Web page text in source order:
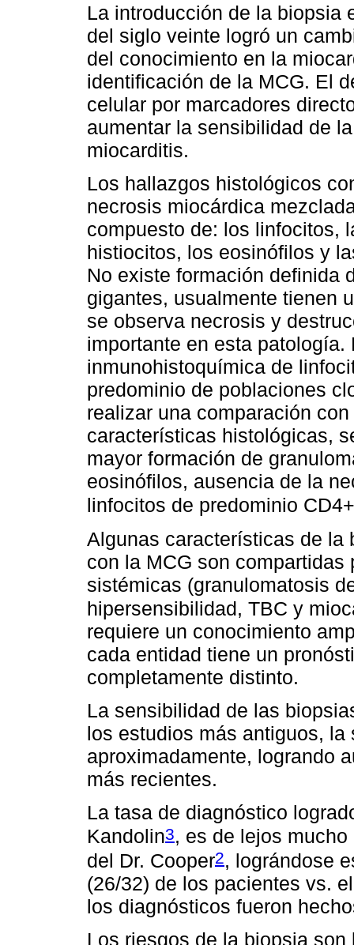
La introducción de la biopsia
del siglo veinte logró un
del conocimiento en la
identificación de la MCG. El
celular por marcadores
aumentar la sensibilidad de
miocarditis.
Los hallazgos histológicos
necrosis miocárdica
compuesto de: los linfocitos,
histiocitos, los eosinófilos y
No existe formación definida
gigantes, usualmente tienen
se observa necrosis y
importante en esta
inmunohistoquímica de
predominio de poblaciones
realizar una comparación
características histológicas,
mayor formación de
eosinófilos, ausencia de la
linfocitos de predominio CD4+
Algunas características de la
con la MCG son
sistémicas (granulomatosis
hipersensibilidad, TBC y
requiere un conocimiento
cada entidad tiene un
completamente distinto.
La sensibilidad de las
los estudios más antiguos,
aproximadamente, logrando
más recientes.
La tasa de diagnóstico
Kandolin3, es de lejos
del Dr. Cooper2, lográndose
(26/32) de los pacientes vs.
los diagnósticos fueron
Los riesgos de la biopsia